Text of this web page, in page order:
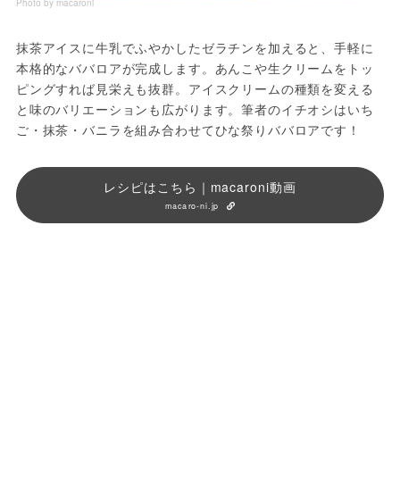
Photo by macaroni
抹茶アイスに牛乳でふやかしたゼラチンを加えると、手軽に
本格的なババロアが完成します。あんこや生クリームをトッ
ピングすれば見栄えも抜群。アイスクリームの種類を変える
と味のバリエーションも広がります。筆者のイチオシはいち
ご・抹茶・バニラを組み合わせてひな祭りババロアです！
レシピはこちら｜macaroni動画
macaro-ni.jp